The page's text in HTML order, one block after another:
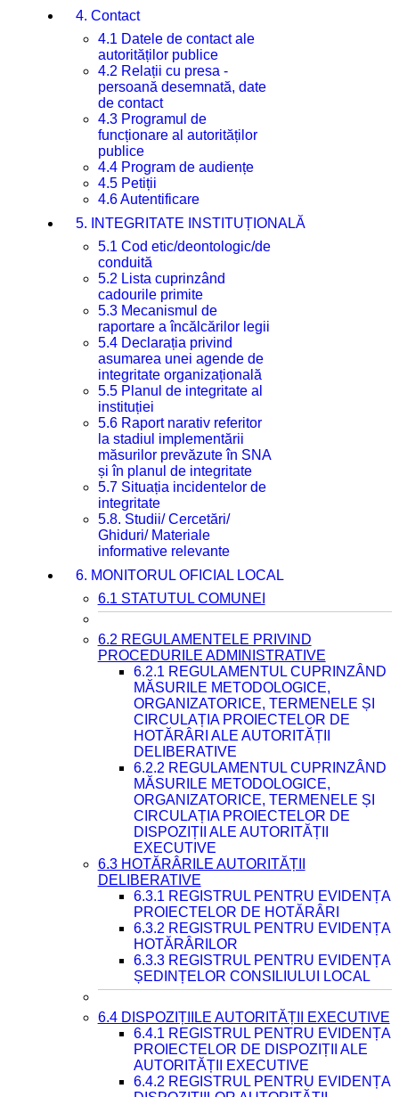
4. Contact
4.1 Datele de contact ale
autorităților publice
4.2 Relații cu presa -
persoană desemnată, date
de contact
4.3 Programul de
funcționare al autorităților
publice
4.4 Program de audiențe
4.5 Petiții
4.6 Autentificare
5. INTEGRITATE INSTITUȚIONALĂ
5.1 Cod etic/deontologic/de
conduită
5.2 Lista cuprinzând
cadourile primite
5.3 Mecanismul de
raportare a încălcărilor legii
5.4 Declarația privind
asumarea unei agende de
integritate organizațională
5.5 Planul de integritate al
instituției
5.6 Raport narativ referitor
la stadiul implementării
măsurilor prevăzute în SNA
și în planul de integritate
5.7 Situația incidentelor de
integritate
5.8. Studii/ Cercetări/
Ghiduri/ Materiale
informative relevante
6. MONITORUL OFICIAL LOCAL
6.1 STATUTUL COMUNEI
6.2 REGULAMENTELE PRIVIND
PROCEDURILE ADMINISTRATIVE
6.2.1 REGULAMENTUL CUPRINZÂND
MĂSURILE METODOLOGICE,
ORGANIZATORICE, TERMENELE ȘI
CIRCULAȚIA PROIECTELOR DE
HOTĂRÂRI ALE AUTORITĂȚII
DELIBERATIVE
6.2.2 REGULAMENTUL CUPRINZÂND
MĂSURILE METODOLOGICE,
ORGANIZATORICE, TERMENELE ȘI
CIRCULAȚIA PROIECTELOR DE
DISPOZIȚII ALE AUTORITĂȚII
EXECUTIVE
6.3 HOTĂRÂRILE AUTORITĂȚII
DELIBERATIVE
6.3.1 REGISTRUL PENTRU EVIDENȚA
PROIECTELOR DE HOTĂRÂRI
6.3.2 REGISTRUL PENTRU EVIDENȚA
HOTĂRÂRILOR
6.3.3 REGISTRUL PENTRU EVIDENȚA
ȘEDINȚELOR CONSILIULUI LOCAL
6.4 DISPOZIȚIILE AUTORITĂȚII EXECUTIVE
6.4.1 REGISTRUL PENTRU EVIDENȚA
PROIECTELOR DE DISPOZIȚII ALE
AUTORITĂȚII EXECUTIVE
6.4.2 REGISTRUL PENTRU EVIDENȚA